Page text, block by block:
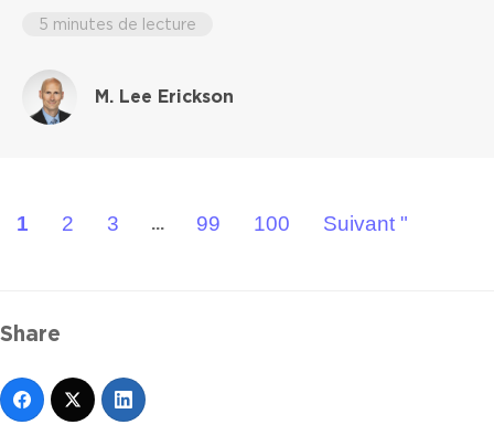
5 minutes de lecture
M. Lee Erickson
1 2 3 ... 99 100 Suivant "
Share